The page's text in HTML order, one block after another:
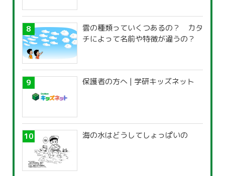
雲の種類っていくつあるの？ カタ
チによって名前や特徴が違うの？
保護者の方へ | 学研キッズネット
海の水はどうしてしょっぱいの